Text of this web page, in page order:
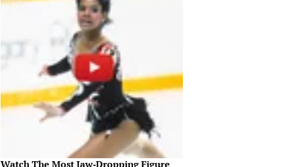
Watch The Most Jaw‑Dropping Figure